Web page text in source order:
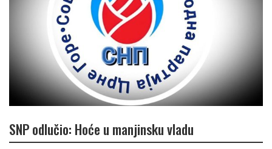
SNP odlučio: Hoće u manjinsku vladu